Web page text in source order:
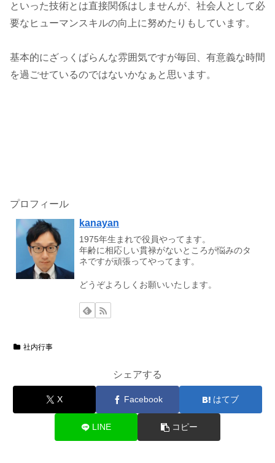
といった技術とは直接関係はしませんが、社会人として必
要なヒューマンスキルの向上に努めたりもしています。
基本的にざっくばらんな雰囲気ですが毎回、有意義な時間
を過ごせているのではないかなぁと思います。
プロフィール
kanayan
1975年生まれで役員やってます。
年齢に相応しい貫禄がないところが悩みのタ
ネですが頑張ってやってます。
どうぞよろしくお願いいたします。
社内行事
シェアする
X Facebook はてブ
LINE コピー